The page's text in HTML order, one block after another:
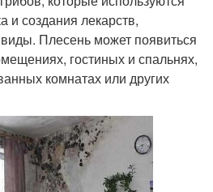
и создания лекарств,
Плесень может появиться
гостиных и спальнях,
комнатах или других